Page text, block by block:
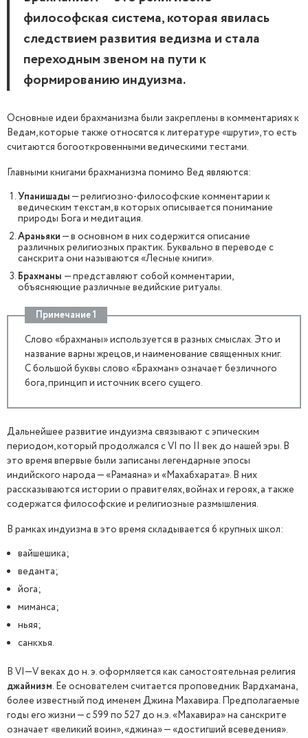
философская система, которая явилась
следствием развития ведизма и стала
переходным звеном на пути к
формированию индуизма.
Основные идеи брахманизма были закреплены в комментариях к
Ведам, которые также относятся к литературе «шрути», то есть
считаются богооткровенными ведическими тестами.
Главными книгами брахманизма помимо Вед являются:
Упанишады — религиозно-философские комментарии к
ведическим текстам, в которых описывается понимание
природы Бога и медитация.
Араньяки — в основном в них содержится описание
различных религиозных практик. Буквально в переводе с
санскрита они называются «Лесные книги».
Брахманы — представляют собой комментарии,
объясняющие различные ведийские ритуалы.
Примечание 1
Слово «брахманы» используется в разных смыслах. Это и
название варны жрецов, и наименование священных книг.
С большой буквы слово «Брахман» означает безличного
бога, принцип и источник всего сущего.
Дальнейшее развитие индуизма связывают с эпическим
периодом, который продолжался с VI по II век до нашей эры. В
это время впервые были записаны легендарные эпосы
индийского народа — «Рамаяна» и «Махабхарата». В них
рассказываются истории о правителях, войнах и героях, а также
содержатся философские и религиозные размышления.
В рамках индуизма в это время складывается 6 крупных школ:
вайшешика;
веданта;
йога;
миманса;
ньяя;
санкхья.
В VI—V веках до н. э. оформляется как самостоятельная религия
джайнизм. Ее основателем считается проповедник Вардхамана,
более известный под именем Джина Махавира. Предполагаемые
годы его жизни — с 599 по 527 до н.э. «Махавира» на санскрите
означает «великий воин», «джина» — «достигший всеведения».